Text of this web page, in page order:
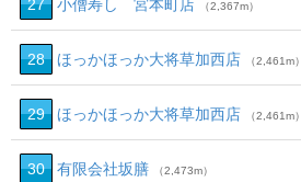
27 小僧寿し 宮本町店 （2,367m）
28 ほっかほっか大将草加西店 （2,461m）
29 ほっかほっか大将草加西店 （2,461m）
30 有限会社坂膳 （2,473m）